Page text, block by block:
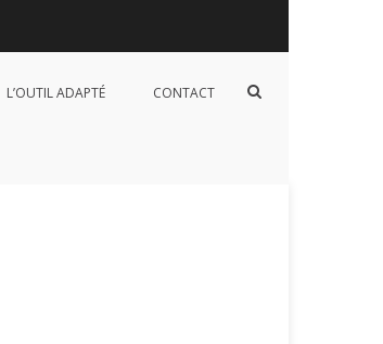
L’OUTIL ADAPTÉ CONTACT
Afficher